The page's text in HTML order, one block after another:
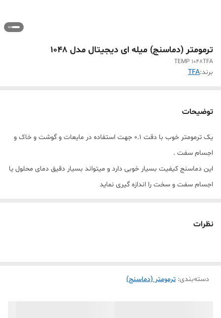
ترمومتر (دماسنج) میله ای دیجیتال مدل 1048
TEMP 1048TFA
برند:TFA
توضیحات
یک ترمومتر خوب با دقت 0.1 جهت استفاده در مایعات و گوشت و خاک و
اجسام سفت .
این دماسنج کیفیت بسیار خوبی دارد و میتواند بسیار دقیق دمای محلول یا
اجسام سفت و سخت را اندازه گیری نماید
نظرات
دسته‌بندی: ترمومتر (دماسنج)